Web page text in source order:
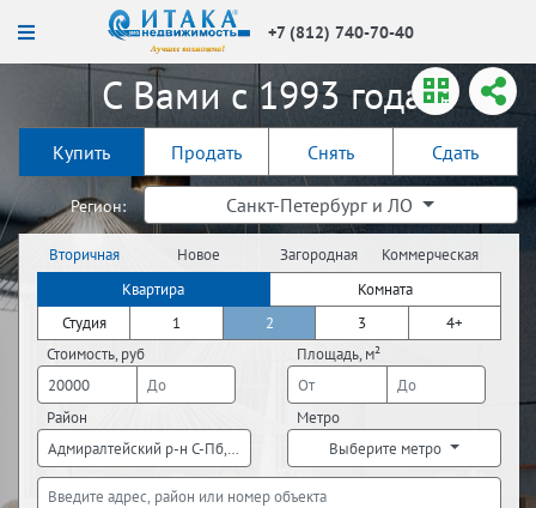
+7 (812) 740-70-40
С Вами с 1993 года!
Купить Продать Снять Сдать
Регион: Санкт-Петербург и ЛО
Вторичная
недвижимость
Новое
строительство
Загородная
недвижимость
Коммерческая
недвижимость
Квартира
Комната
Студия
1 2 3
4+
Стоимость, руб
Площадь, м²
Район
Адмиралтейский р-н С-Пб, Василеостровский р-н С-Пб, Выборгский
Метро
Выберите метро